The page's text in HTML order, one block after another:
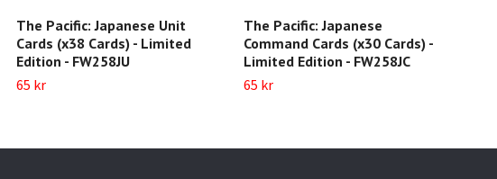
The Pacific: Japanese Unit
Cards (x38 Cards) - Limited
Edition - FW258JU
65 kr
The Pacific: Japanese
Command Cards (x30 Cards) -
Limited Edition - FW258JC
65 kr